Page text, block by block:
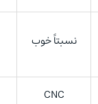
نسبتاً خوب
CNC